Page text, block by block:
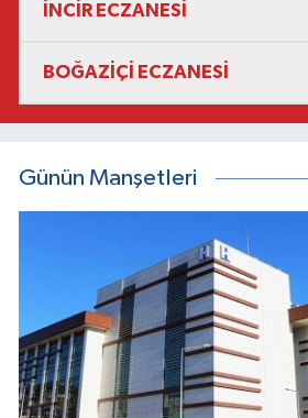
İNCİR ECZANESİ
BOĞAZİÇİ ECZANESİ
Günün Manşetleri